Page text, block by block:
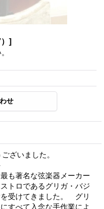
]
ざいました。
も著名な弦楽器メーカー
トロであるグリガ・バジ
受けてきました。 グリ
すべて入念な手作業によ